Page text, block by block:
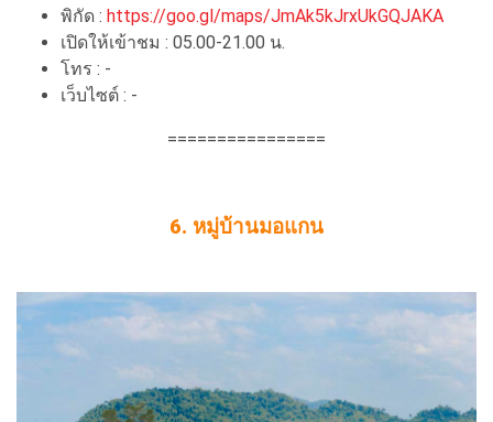
พิกัด : https://goo.gl/maps/JmAk5kJrxUkGQJAKA
เปิดให้เข้าชม : 05.00-21.00 น.
โทร : -
เว็บไซต์ : -
================
6. หมู่บ้านมอแกน